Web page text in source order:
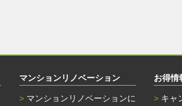
マンションリノベーション
マンションリノベーションに
お得情
キャ